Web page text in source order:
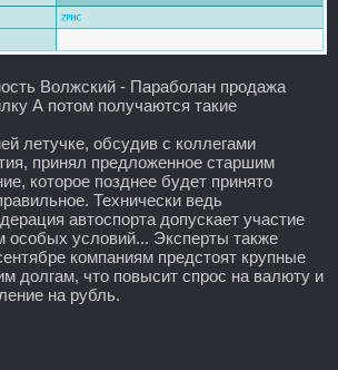
Волжский - Параболан продажа
А потом получаются такие
летучке, обсудив с коллегами
принял предложенное старшим
которое позднее будет принято
Технически ведь
автоспорта допускает участие
особых условий... Эксперты также
компаниям предстоят крупные
долгам, что повысит спрос на валюту и
на рубль.